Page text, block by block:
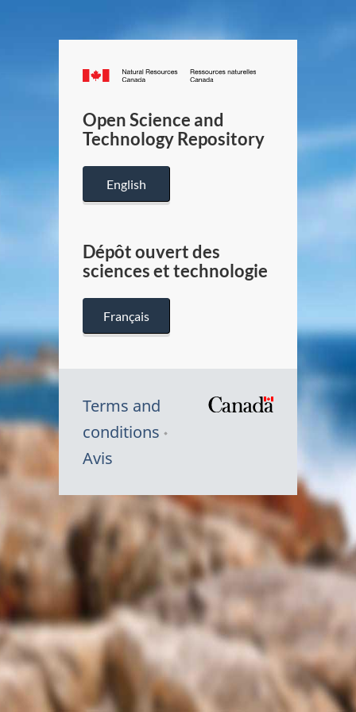
Canada.ca
/
Canada
Open Science and
Technology Repository
English
Dépôt ouvert des
sciences et technologie
Français
Terms and
conditions
Avis
Symbole
du
Canada